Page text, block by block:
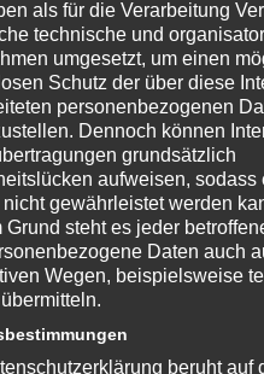
Name*
E-Mail-Adresse*
als für die Verarbeitung
technische und
umgesetzt, um einen
Schutz der über diese
personenbezogenen
Dennoch können
grundsätzlich
aufweisen, sodass
nicht gewährleistet werden
Grund steht es jeder
Daten auch
Wegen, beispielsweise
beruht auf